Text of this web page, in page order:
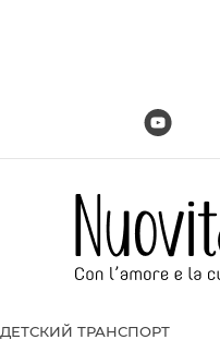
ДЕТСКИЙ ТРАНСПОРТ